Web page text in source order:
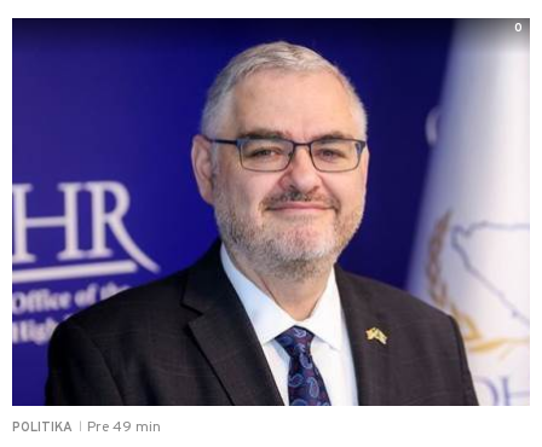
POLITIKA Pre 49 min
0